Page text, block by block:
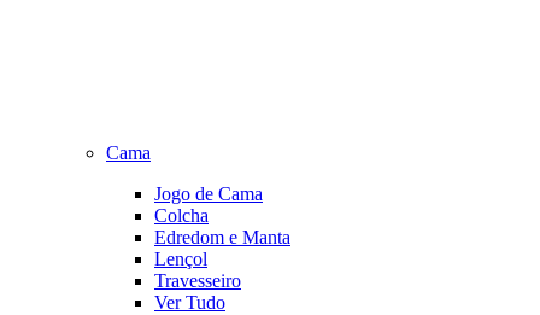
Cama
Jogo de Cama
Colcha
Edredom e Manta
Lençol
Travesseiro
Ver Tudo